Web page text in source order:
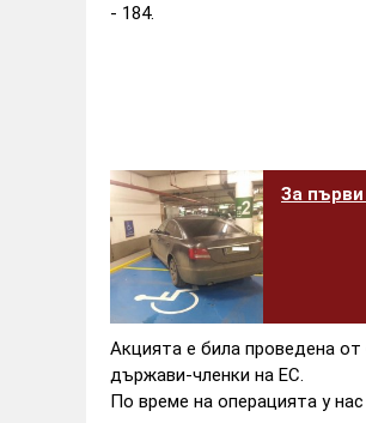
- 184.
За
Акцията е била проведена
държави-членки на ЕС.
По време на операцията у